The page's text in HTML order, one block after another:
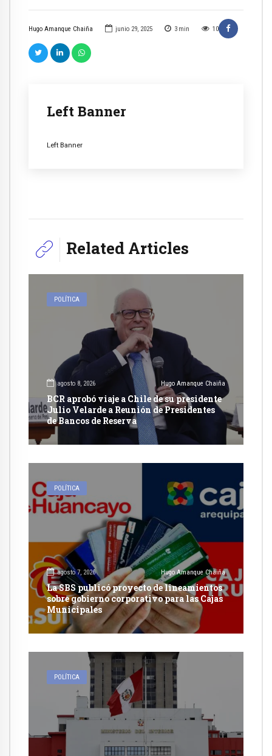
Hugo Amanque Chaiña junio 29, 2025 3 min 10
Left Banner
Left Banner
Related Articles
POLÍTICA
agosto 8, 2026 Hugo Amanque Chaiña
BCR aprobó viaje a Chile de su presidente
Julio Velarde a Reunión de Presidentes
de Bancos de Reserva
POLÍTICA
agosto 7, 2026 Hugo Amanque Chaiña
La SBS publicó proyecto de lineamientos
sobre gobierno corporativo para las Cajas
Municipales
POLÍTICA